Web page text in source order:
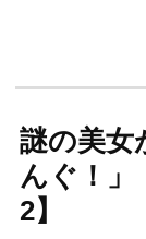
謎の美女
んぐ！
2】